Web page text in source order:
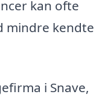
kan ofte
mindre kendte
i Snave,